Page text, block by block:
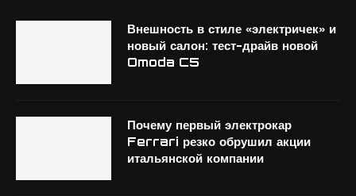
Внешность в стиле «электричек» и
новый салон: тест-драйв новой
Omoda C5
Почему первый электрокар
Ferrari резко обрушил акции
итальянской компании